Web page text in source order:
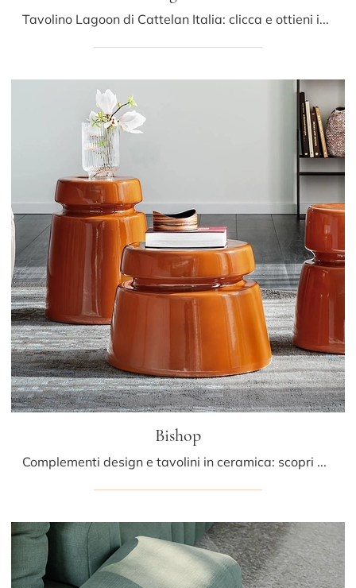
Tavolino Lagoon di Cattelan Italia: clicca e ottieni informazioni sui Complementi e tavolini moderni in vetro del noto e rinomato brand!
Bishop
Complementi design e tavolini in ceramica: scopri di più sul modello Bishop di Cattelan Italia e potrai arricchire i tuoi spazi.